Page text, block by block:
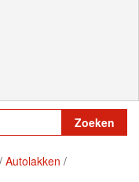
Zoeken
Autolakken